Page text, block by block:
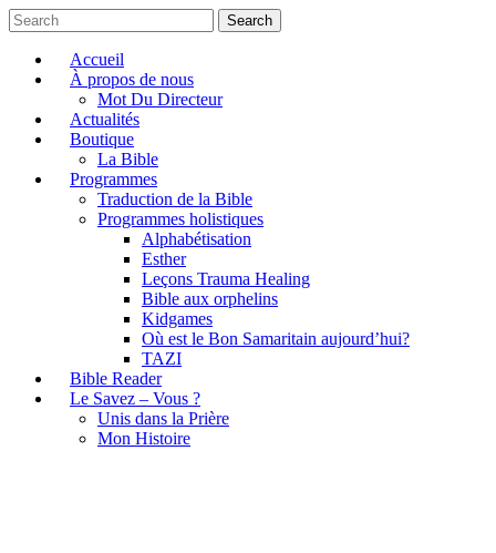
Search
Accueil
À propos de nous
Mot Du Directeur
Actualités
Boutique
La Bible
Programmes
Traduction de la Bible
Programmes holistiques
Alphabétisation
Esther
Leçons Trauma Healing
Bible aux orphelins
Kidgames
Où est le Bon Samaritain aujourd’hui?
TAZI
Bible Reader
Le Savez – Vous ?
Unis dans la Prière
Mon Histoire